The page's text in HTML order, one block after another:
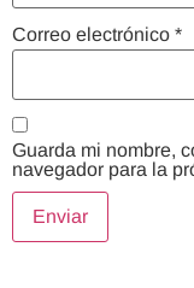
Correo electrónico *
Guarda mi nombre,
navegador para la